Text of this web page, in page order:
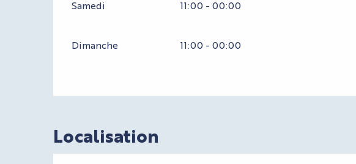
Samedi 11:00 - 00:00
Dimanche 11:00 - 00:00
Localisation